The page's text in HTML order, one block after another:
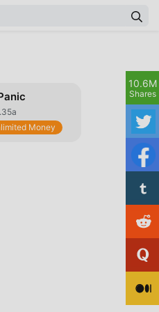
Money
10.6M
Shares